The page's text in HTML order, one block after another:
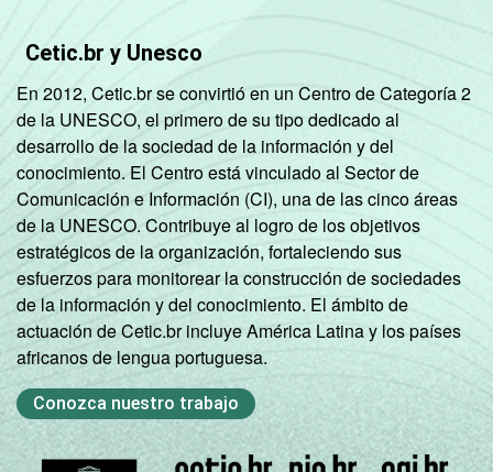
Cetic.br y Unesco
En 2012, Cetic.br se convirtió en un Centro de Categoría 2
de la UNESCO, el primero de su tipo dedicado al
desarrollo de la sociedad de la información y del
conocimiento. El Centro está vinculado al Sector de
Comunicación e Información (CI), una de las cinco áreas
de la UNESCO. Contribuye al logro de los objetivos
estratégicos de la organización, fortaleciendo sus
esfuerzos para monitorear la construcción de sociedades
de la información y del conocimiento. El ámbito de
actuación de Cetic.br incluye América Latina y los países
africanos de lengua portuguesa.
Conozca nuestro trabajo